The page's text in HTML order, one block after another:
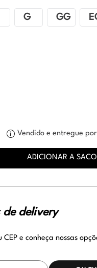
G GG
Vendido e entregue
ADICIONAR A
de delivery
CEP e conheça nossas